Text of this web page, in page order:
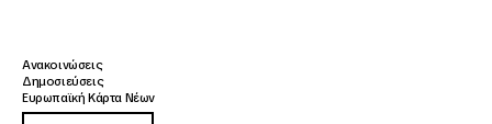
Ανακοινώσεις
Δημοσιεύσεις
Ευρωπαϊκή Κάρτα Νέων